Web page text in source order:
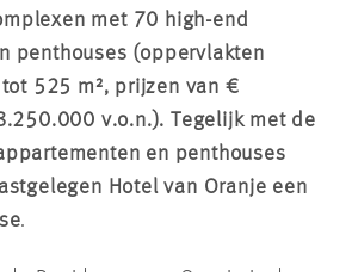
met 70 high-end
penthouses (oppervlakten
525 m², prijzen van €
v.o.n.). Tegelijk met de
en penthouses
Hotel van Oranje een
.